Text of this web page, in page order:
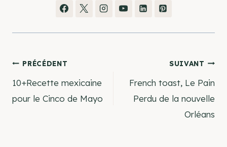
Navigation
de
PRÉCÉDENT
10+Recette mexicaine
pour le Cinco de Mayo
SUIVANT
French toast, Le Pain
Perdu de la nouvelle
Orléans